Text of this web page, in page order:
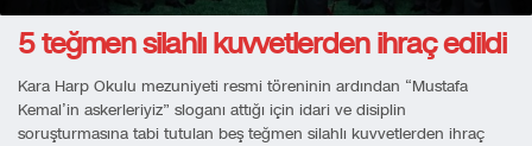
5 teğmen silahlı kuvvetlerden ihraç edildi
Kara Harp Okulu mezuniyeti resmi töreninin ardından “Mustafa
Kemal’in askerleriyiz” sloganı attığı için idari ve disiplin
soruşturmasına tabi tutulan beş teğmen silahlı kuvvetlerden ihraç